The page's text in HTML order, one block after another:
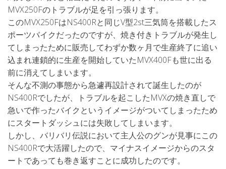
MVX250Fのトラブルが足を引っ張ります。
このMVX250FはNS400Rと同じV型2st三気筒を搭載したス
ポーツバイクだったのですが、焼き付きトラブルが発生し
てしまったために販売してわずか数ヶ月で生産終了に追い
込まれ連鎖的に生産を開始していたMVX400Fも世に出る
前に消えてしまいます。
そんな不測の事態から急遽再設計されて誕生したのが
NS400Rでしたが、トラブルを起こしたMVXの焼き直しで
急いで作ったバイクというイメージがついてしまったため
にスタートダッシュには失敗してしまいます。
しかし、バリバリ伝説において主人公のグンが見事にこの
NS400Rで大活躍したので、マイナスイメージからのスタ
ートであっても巻き返すことに成功したのです。